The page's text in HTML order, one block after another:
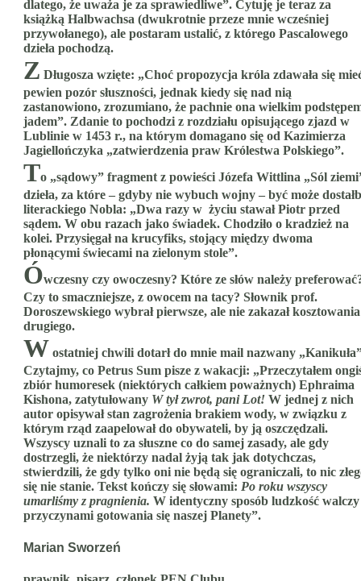
dlatego, że uważa je za sprawiedliwe”. Cytuję je teraz za
książką Halbwachsa (dwukrotnie przeze mnie wcześniej
przywołanego), ale postaram ustalić, z którego Pascalowego
dzieła pochodzą.
Z Długosza wzięte: „Choć propozycja króla zdawała się
pewien pozór słuszności, jednak kiedy się nad nią
zastanowiono, zrozumiano, że pachnie ona wielkim
jadem”. Zdanie to pochodzi z rozdziału opisującego zjazd w
Lublinie w 1453 r., na którym domagano się od Kazimierza
Jagiellończyka „zatwierdzenia praw Królestwa Polskiego”.
To „sądowy” fragment z powieści Józefa Wittlina „Sól
dzieła, za które – gdyby nie wybuch wojny – być może
literackiego Nobla: „Dwa razy w życiu stawał Piotr przed
sądem. W obu razach jako świadek. Chodziło o kradzież na
kolei. Przysięgał na krucyfiks, stojący między dwoma
płonącymi świecami na zielonym stole”.
Ówczesny czy owoczesny? Które ze słów należy
Czy to smaczniejsze, z owocem na tacy? Słownik prof.
Doroszewskiego wybrał pierwsze, ale nie zakazał kosztowania
drugiego.
W ostatniej chwili dotarł do mnie mail nazwany
Czytajmy, co Petrus Sum pisze z wakacji: „Przeczytałem
zbiór humoresek (niektórych całkiem poważnych) Ephraima
Kishona, zatytułowany W tył zwrot, pani Lot! W jednej z nich
autor opisywał stan zagrożenia brakiem wody, w związku z
którym rząd zaapelował do obywateli, by ją oszczędzali.
Wszyscy uznali to za słuszne co do samej zasady, ale gdy
dostrzegli, że niektórzy nadal żyją tak jak dotychczas,
stwierdzili, że gdy tylko oni nie będą się ograniczali, to nic
się nie stanie. Tekst kończy się słowami: Po roku wszyscy
umarliśmy z pragnienia. W identyczny sposób ludzkość walczy
przyczynami gotowania się naszej Planety”.
Marian Sworzeń